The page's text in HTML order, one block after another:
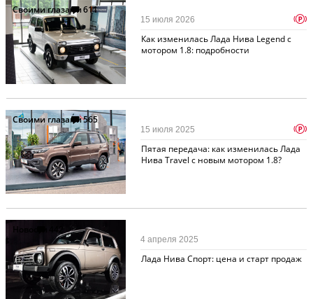
Своими глазами611
Как изменилась Лада Нива Legend с
мотором 1.8: подробности
15 июля 2026 p
Своими глазами565
Пятая передача: как изменилась Лада
Нива Travel с новым мотором 1.8?
15 июля 2025 p
Новости 442
Лада Нива Спорт: цена и старт продаж
4 апреля 2025